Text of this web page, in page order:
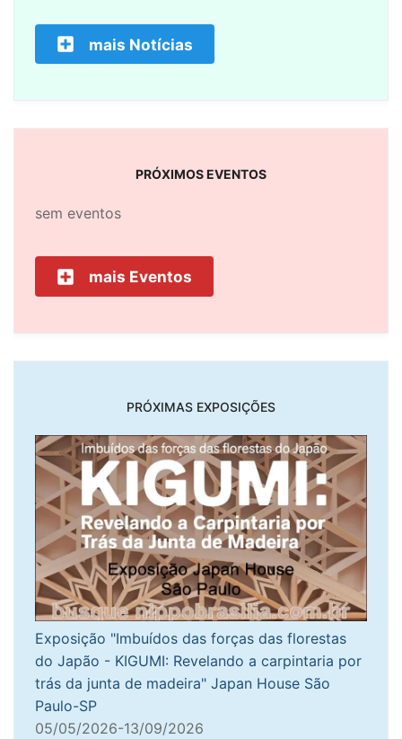
mais Notícias
PRÓXIMOS EVENTOS
sem eventos
mais Eventos
PRÓXIMAS EXPOSIÇÕES
Exposição "Imbuídos das forças das florestas
do Japão - KIGUMI: Revelando a carpintaria por
trás da junta de madeira" Japan House São
Paulo-SP
05/05/2026-13/09/2026